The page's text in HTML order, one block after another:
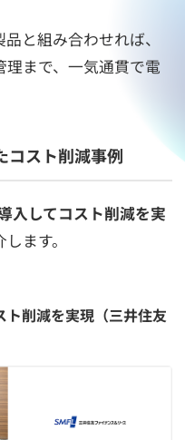
と組み合わせれば、
まで、一気通貫で電
コスト削減事例
入してコスト削減を実
ます。
ト削減を実現（三井住友